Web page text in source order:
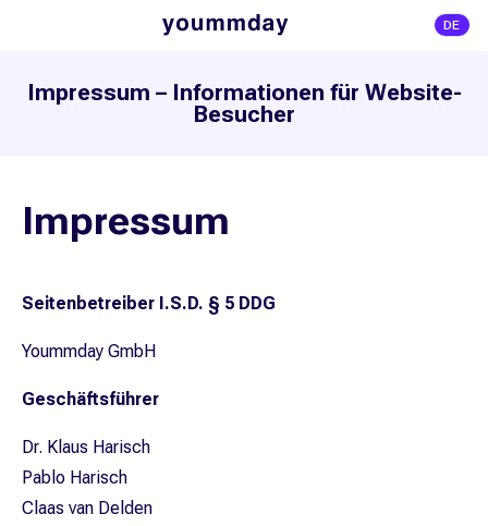
DE
Impressum – Informationen für Website-
Besucher
Impressum
Seitenbetreiber I.S.D. § 5 DDG
Yoummday GmbH
Geschäftsführer
Dr. Klaus Harisch
Pablo Harisch
Claas van Delden